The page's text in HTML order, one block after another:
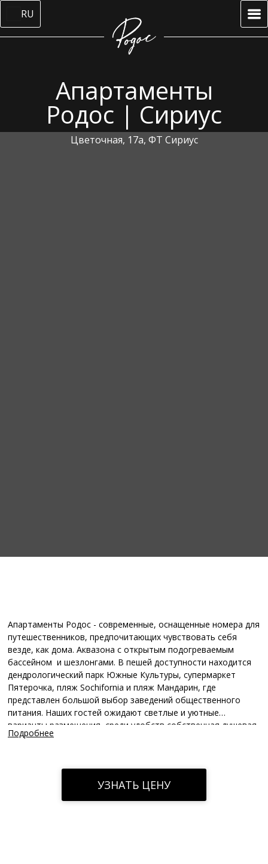
RU
Апартаменты
Родос | Сириус
Цветочная, 17а, ФТ Сириус
Апартаменты Родос - современные, оснащенные номера для
путешественников, предпочитающих чувствовать себя
везде, как дома. Аквазона с открытым подогреваемым
бассейном и шезлонгами. В пешей доступности находится
дендрологический парк Южные Культуры, супермаркет
Пятерочка, пляж Sochifornia и пляж Мандарин, где
представлен большой выбор заведений общественного
питания. Наших гостей ожидают светлые и уютные
варианты размещения, среди удобств собственная душевая
комната, бесплатный Wi-Fi, фен, стиральная машина,
Подробнее
УЗНАТЬ ЦЕНУ